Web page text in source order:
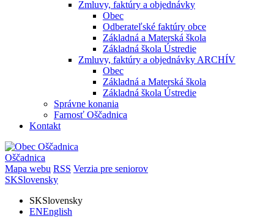
Zmluvy, faktúry a objednávky
Obec
Odberateľské faktúry obce
Základná a Materská škola
Základná škola Ústredie
Zmluvy, faktúry a objednávky ARCHÍV
Obec
Základná a Materská škola
Základná škola Ústredie
Správne konania
Farnosť Oščadnica
Kontakt
Oščadnica
Mapa webu RSS Verzia pre seniorov
SKSlovensky
SKSlovensky
ENEnglish